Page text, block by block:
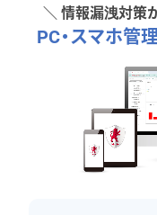
＼ 情報漏洩対策
PC・スマホ管